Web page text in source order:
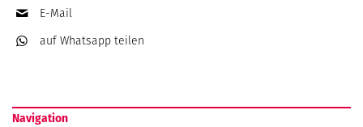
E-Mail
auf Whatsapp teilen
Navigation